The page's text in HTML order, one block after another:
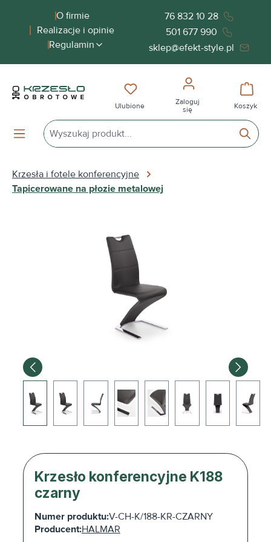
zawartościO firmie
Realizacje i opinie
Regulamin
76 832 10 28
501 677 990
sklep@efekt-style.pl
Masz 0 przedmioty na liście
Ulubione
Zaloguj
się
Koszyk
Krzesła i fotele konferencyjne
Tapicerowane na płozie metalowej
Krzesło konferencyjne K188
czarny
Numer produktu:V-CH-K/188-KR-CZARNY
Producent:HALMAR